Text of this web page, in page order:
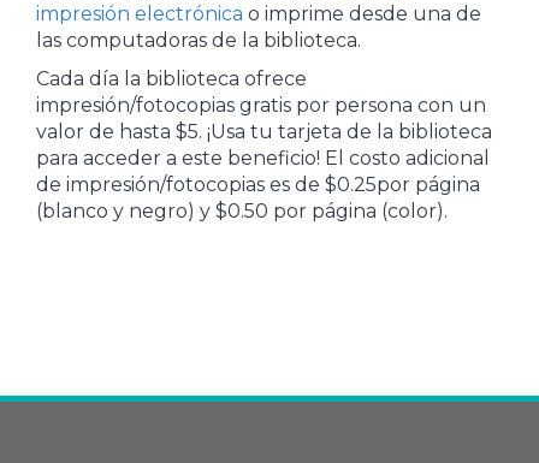
impresión electrónica o imprime desde una de
las computadoras de la biblioteca.
Cada día la biblioteca ofrece
impresión/fotocopias gratis por persona con un
valor de hasta $5. ¡Usa tu tarjeta de la biblioteca
para acceder a este beneficio! El costo adicional
de impresión/fotocopias es de $0.25por página
(blanco y negro) y $0.50 por página (color).